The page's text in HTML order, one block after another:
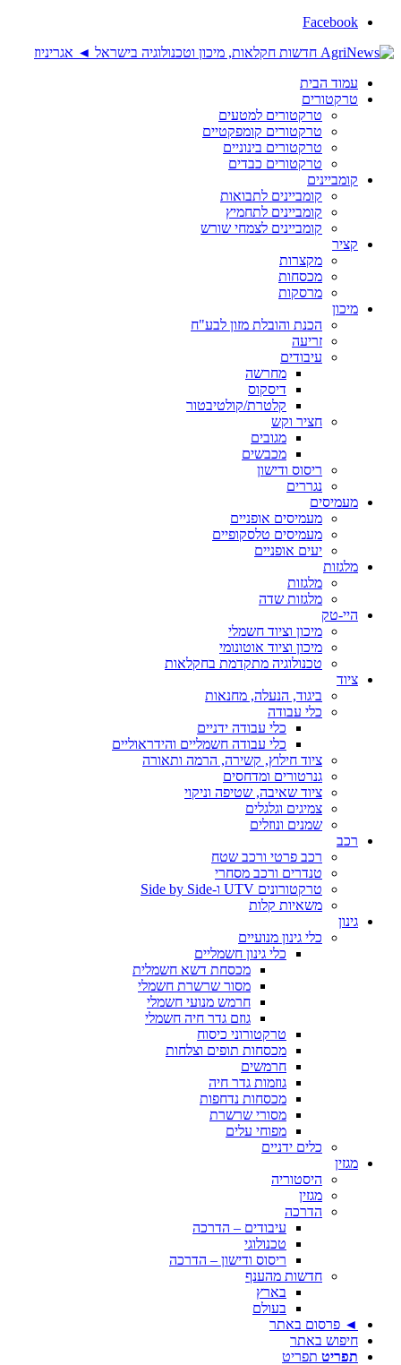
Facebook
עמוד הבית
טרקטורים
טרקטורים למטעים
טרקטורים קומפקטיים
טרקטורים בינוניים
טרקטורים כבדים
קומביינים
קומביינים לתבואות
קומביינים לתחמיץ
קומביינים לצמחי שורש
קציר
מקצרות
מכסחות
מרסקות
מיכון
הכנת והובלת מזון לבע"ח
זריעה
עיבודים
מחרשה
דיסקוס
קלטרת/קולטיבטור
חציר וקש
מגובים
מכבשים
ריסוס ודישון
נגררים
מעמיסים
מעמיסים אופניים
מעמיסים טלסקופיים
יעים אופניים
מלגזות
מלגזות
מלגזות שדה
היי-טק
מיכון וציוד חשמלי
מיכון וציוד אוטונומי
טכנולוגיה מתקדמת בחקלאות
ציוד
ביגוד, הנעלה, מחנאות
כלי עבודה
כלי עבודה ידניים
כלי עבודה חשמליים והידראוליים
ציוד חילוץ, קשירה, הרמה ותאורה
גנרטורים ומדחסים
ציוד שאיבה, שטיפה וניקוי
צמיגים וגלגלים
שמנים ונוזלים
רכב
רכב פרטי ורכב שטח
טנדרים ורכב מסחרי
טרקטורונים UTV ו-Side by Side
משאיות קלות
גינון
כלי גינון מנועיים
כלי גינון חשמליים
מכסחת דשא חשמלית
מסור שרשרת חשמלי
חרמש מנועי חשמלי
גוזם גדר חיה חשמלי
טרקטורוני כיסוח
מכסחות תופים וצלחות
חרמשים
גוזמות גדר חיה
מכסחות נדחפות
מסורי שרשרת
מפוחי עלים
כלים ידניים
מגזין
היסטוריה
מגזין
הדרכה
עיבודים – הדרכה
טכנולוגי
ריסוס ודישון – הדרכה
חדשות מהענף
בארץ
בעולם
◄ פרסום באתר
חיפוש באתר
תפריט תפריט